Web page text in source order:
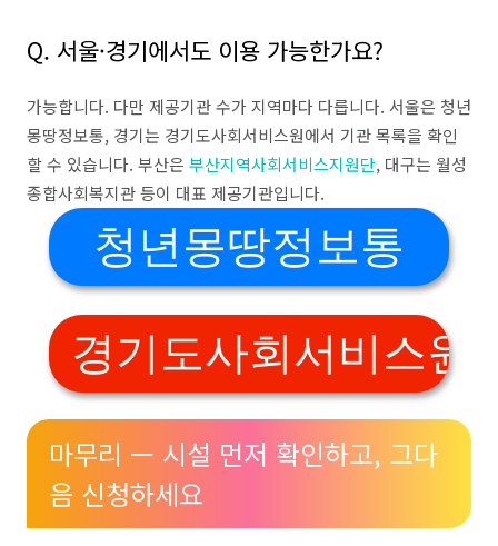
Q. 서울·경기에서도 이용 가능한가요?
가능합니다. 다만 제공기관 수가 지역마다 다릅니다. 서울은 청년
몽땅정보통, 경기는 경기도사회서비스원에서 기관 목록을 확인
할 수 있습니다. 부산은 부산지역사회서비스지원단, 대구는 월성
종합사회복지관 등이 대표 제공기관입니다.
청년몽땅정보통
경기도사회서비스원
마무리 — 시설 먼저 확인하고, 그다
음 신청하세요